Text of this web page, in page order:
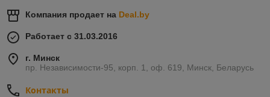
Компания продает на Deal.by
Работает с 31.03.2016
г. Минск
пр. Независимости-95, корп. 1, оф. 619, Минск, Беларусь
Контакты